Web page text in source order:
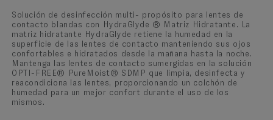
Solución de desinfección multi- propósito para lentes de
contacto blandas con HydraGlyde ® Matriz Hidratante. La
matriz hidratante HydraGlyde retiene la humedad en la
superficie de las lentes de contacto manteniendo sus ojos
confortables e hidratados desde la mañana hasta la noche.
Mantenga las lentes de contacto sumergidas en la solución
OPTI-FREE® PureMoist® SDMP que limpia, desinfecta y
reacondiciona las lentes, proporcionando un colchón de
humedad para un mejor confort durante el uso de los
mismos.